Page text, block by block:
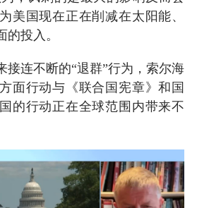
美国现在正在削减在太阳能、
投入。
接连不断的“退群”行为，索尔海
面行动与《联合国宪章》和国
的行动正在全球范围内带来不